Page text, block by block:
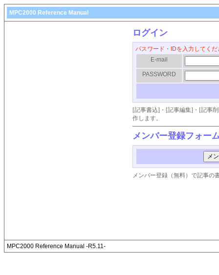
MPC2000 Reference Manual
ログイン
パスワード・IDを入力してくだ
E-mail
PASSWORD
[記事書込]・[記事編集]・[記事
作します。
メンバー登録フォー
メンバー登録（無料）で記事の
MPC2000 Reference Manual -R5.11-